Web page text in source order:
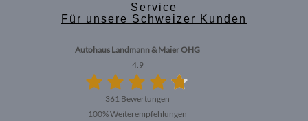
Service
Für unsere Schweizer Kunden
Autohaus Landmann & Maier OHG
4.9
361 Bewertungen
100%Weiterempfehlungen